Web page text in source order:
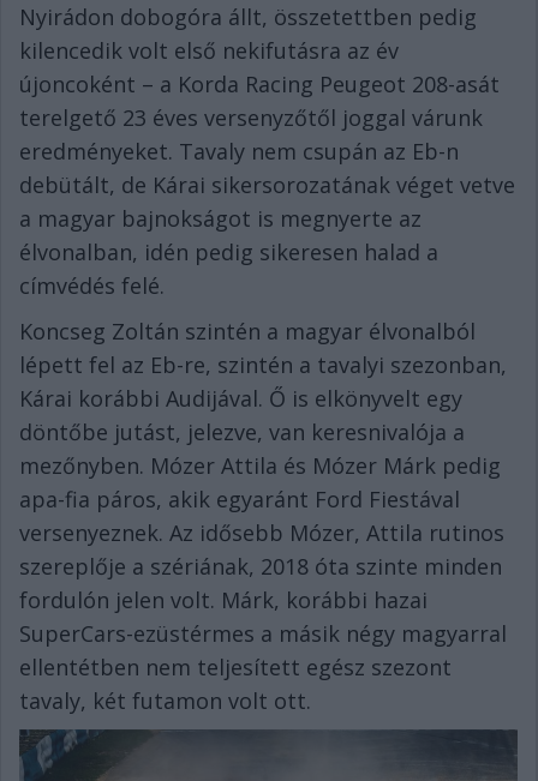
Nyirádon dobogóra állt, összetettben pedig
kilencedik volt első nekifutásra az év
újoncoként – a Korda Racing Peugeot 208-asát
terelgető 23 éves versenyzőtől joggal várunk
eredményeket. Tavaly nem csupán az Eb-n
debütált, de Kárai sikersorozatának véget vetve
a magyar bajnokságot is megnyerte az
élvonalban, idén pedig sikeresen halad a
címvédés felé.
Koncseg Zoltán szintén a magyar élvonalból
lépett fel az Eb-re, szintén a tavalyi szezonban,
Kárai korábbi Audijával. Ő is elkönyvelt egy
döntőbe jutást, jelezve, van keresnivalója a
mezőnyben. Mózer Attila és Mózer Márk pedig
apa-fia páros, akik egyaránt Ford Fiestával
versenyeznek. Az idősebb Mózer, Attila rutinos
szereplője a szériának, 2018 óta szinte minden
fordulón jelen volt. Márk, korábbi hazai
SuperCars-ezüstérmes a másik négy magyarral
ellentétben nem teljesített egész szezont
tavaly, két futamon volt ott.